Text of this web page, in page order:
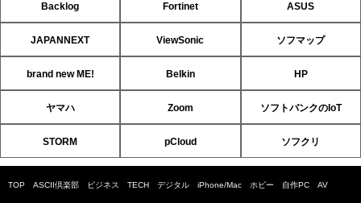
Backlog Fortinet ASUS
JAPANNEXT ViewSonic ソフマップ
brand new ME! Belkin HP
ヤマハ Zoom ソフトバンクのIoT
STORM pCloud ソフクリ
TOP ASCII倶楽部 ビジネス TECH デジタル iPhone/Mac ホビー 自作PC AV